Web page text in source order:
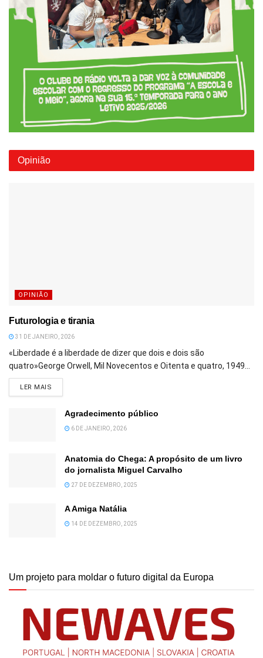
Opinião
OPINIÃO
Futurologia e tirania
31 DE JANEIRO, 2026
«Liberdade é a liberdade de dizer que dois e dois são
quatro»George Orwell, Mil Novecentos e Oitenta e quatro, 1949...
LER MAIS
Agradecimento público
6 DE JANEIRO, 2026
Anatomia do Chega: A propósito de um livro
do jornalista Miguel Carvalho
27 DE DEZEMBRO, 2025
A Amiga Natália
14 DE DEZEMBRO, 2025
Um projeto para moldar o futuro digital da Europa